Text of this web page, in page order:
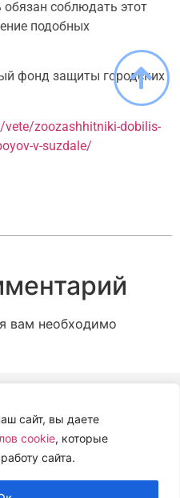
сайт, вы даете
cookie, которые
сайта.
обязан соблюдать этот
подобных
фонд защиты городских
zoozashhitniki-dobilis-
v-suzdale/
вам необходимо
ОРГАНИЗАЦИЯ
ИММУНОЛОГИИ И
(ЦВЕТИ)
года.